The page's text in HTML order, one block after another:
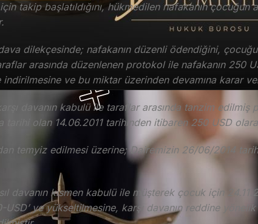
takip başlatıldığını, hükmedilen nafakanın
dilekçesinde; nafakanın düzenli ödendiğini,
arasında düzenlenen protokol ile nafakanın 250
indirilmesine ve bu miktar üzerinden devamına karar
davanın kabulü ile taraflar arasında tanzim
tarihi olan 14.06.2011 tarihinden itibaren 250 USD
temyiz edilmesi üzerine; Dairemizin 26/06/2014
davanın kısmen kabulü ile müşterek çocuk için
USD’ ye yükseltilmesine, karşı davanın reddine